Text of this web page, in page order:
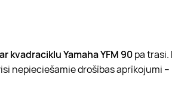
kvadraciklu Yamaha YFM 90pa
nepieciešamie drošības aprīkojumi –